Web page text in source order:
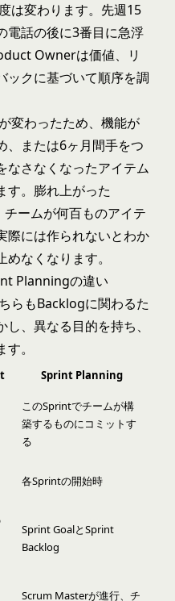
は変わります。先週15
電話の後に3番目に急浮
Ownerは価値、リ
ックに基づいて順序を調
変わったため、機能が
、または6ヶ月間手をつ
なさなくなったアイテム
す。膨れ上がった
ームが何百ものアイテ
際には作られないとわか
なくなります。
Planningの違い
らもBacklogに関わるた
、異なる目的を持ち、
。
Sprint Planning
このSprintでチームが構
築するものにコミットす
る
各Sprintの開始時
Sprint GoalとSprint
Backlog
Scrum Masterが進行、チ